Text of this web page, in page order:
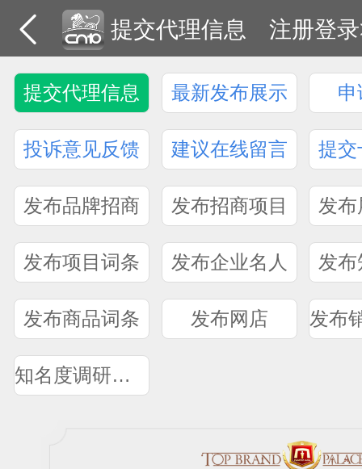
提交代理信息 注册登
提交代理信息 最新发布展示 申
投诉意见反馈 建议在线留言 提交
发布品牌招商 发布招商项目 发
发布项目词条 发布企业名人 发
发布商品词条 发布网店
知名度调研问卷